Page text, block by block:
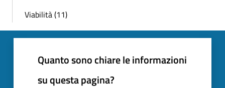
Viabilità (11)
Quanto sono chiare le informazioni
su questa pagina?